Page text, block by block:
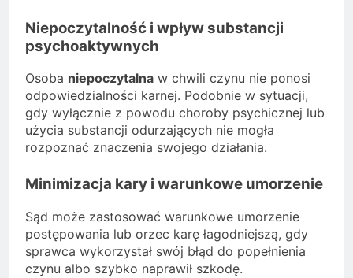
Niepoczytalność i wpływ substancji
psychoaktywnych
Osoba niepoczytalna w chwili czynu nie ponosi
odpowiedzialności karnej. Podobnie w sytuacji,
gdy wyłącznie z powodu choroby psychicznej lub
użycia substancji odurzających nie mogła
rozpoznać znaczenia swojego działania.
Minimizacja kary i warunkowe umorzenie
Sąd może zastosować warunkowe umorzenie
postępowania lub orzec karę łagodniejszą, gdy
sprawca wykorzystał swój błąd do popełnienia
czynu albo szybko naprawił szkodę.